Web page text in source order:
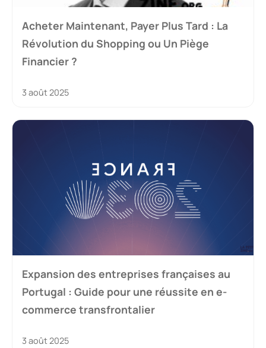
Acheter Maintenant, Payer Plus Tard : La
Révolution du Shopping ou Un Piège
Financier ?
3 août 2025
Expansion des entreprises françaises au
Portugal : Guide pour une réussite en e-
commerce transfrontalier
3 août 2025